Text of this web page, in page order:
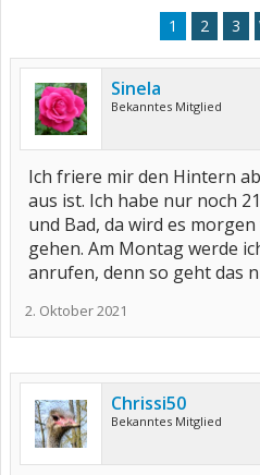
1 2 3
Sinela
Bekanntes Mitglied
Ich friere mir den Hintern
aus ist. Ich habe nur noch
und Bad, da wird es
gehen. Am Montag werde
anrufen, denn so geht das
2. Oktober 2021
Chrissi50
Bekanntes Mitglied